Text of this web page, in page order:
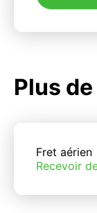
Plus
Fret aérien
Recevoir